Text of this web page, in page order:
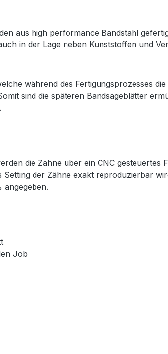
aus high performance Bandstahl
in der Lage neben Kunststoffen und
während des Fertigungsprozesses
sind die späteren Bandsägeblätter
die Zähne über ein CNC gesteuertes
der Zähne exakt reproduzierbar
angegeben.
Job